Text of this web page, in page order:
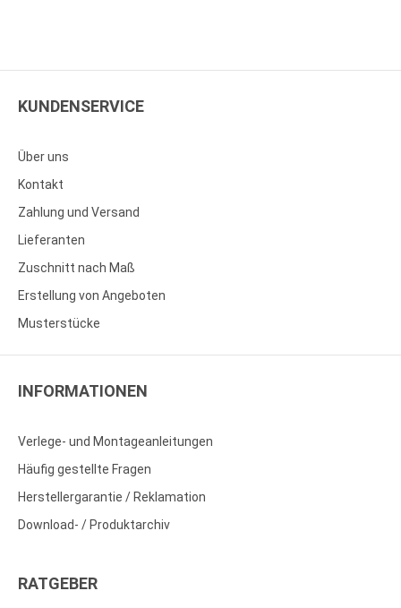
KUNDENSERVICE
Über uns
Kontakt
Zahlung und Versand
Lieferanten
Zuschnitt nach Maß
Erstellung von Angeboten
Musterstücke
INFORMATIONEN
Verlege- und Montageanleitungen
Häufig gestellte Fragen
Herstellergarantie / Reklamation
Download- / Produktarchiv
RATGEBER